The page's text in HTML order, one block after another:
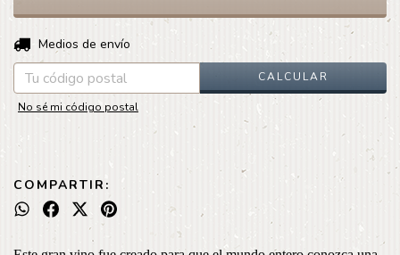
Entregas para el CP: CAMBIAR CP
Medios de envío
CALCULAR
No sé mi código postal
COMPARTIR: